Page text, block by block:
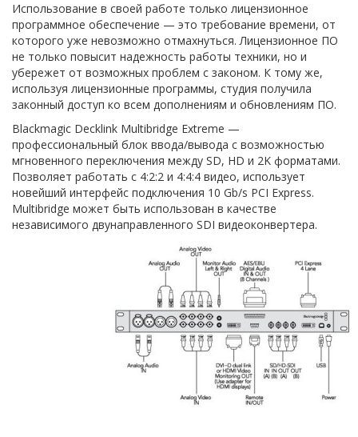
Использование в своей работе только лицензионное
программное обеспечение — это требование времени, от
которого уже невозможно отмахнуться. Лицензионное ПО
не только повысит надежность работы техники, но и
убережет от возможных проблем с законом. К тому же,
используя лицензионные программы, студия получила
законный доступ ко всем дополнениям и обновлениям ПО.
Blackmagic Decklink Multibridge Extreme —
профессиональный блок ввода/вывода с возможностью
мгновенного переключения между SD, HD и 2K форматами.
Позволяет работать с 4:2:2 и 4:4:4 видео, использует
новейший интерфейс подключения 10 Gb/s PCI Express.
Multibridge может быть использован в качестве
независимого двунаправленного SDI видеоконвертера.